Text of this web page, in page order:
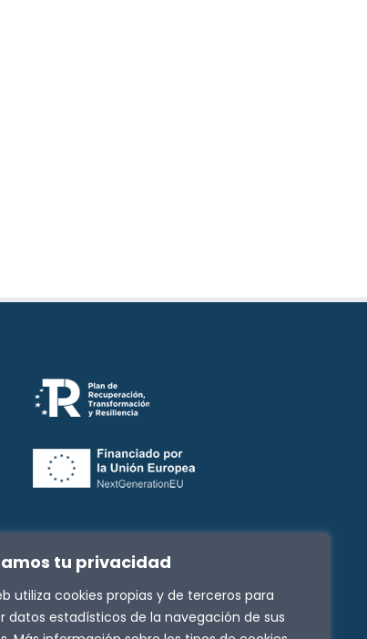
tu privacidad
utiliza cookies propias y de terceros para
datos estadísticos de la navegación de sus